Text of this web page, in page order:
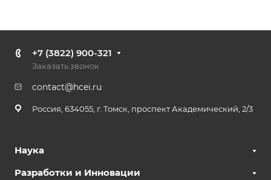
+7 (3822) 900-321
Заказать звонок
contact@hcei.ru
Россия, 634055, г. Томск, проспект Академический, 2/3
Наука
Разработки и Инновации